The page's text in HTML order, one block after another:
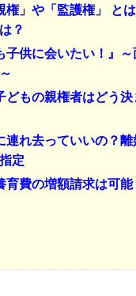
権」や「監護権」 と
？
子供に会いたい！』
どもの親権者はどう
連れ去っていいの？離
定
育費の増額請求は可